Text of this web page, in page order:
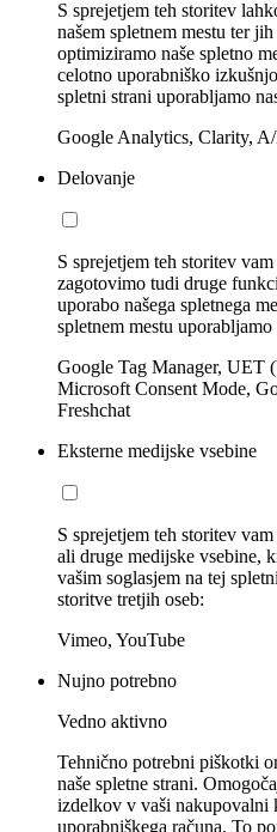
S sprejetjem teh storitev
našem spletnem mestu ter
optimiziramo naše spletno
celotno uporabniško
spletni strani uporabljamo
Google Analytics, Clarity,
Delovanje
S sprejetjem teh storitev
zagotovimo tudi druge
uporabo našega spletnega
spletnem mestu
Google Tag Manager, UET
Microsoft Consent Mode,
Freshchat
Eksterne medijske vsebine
S sprejetjem teh storitev
ali druge medijske vsebine,
vašim soglasjem na tej
storitve tretjih oseb:
Vimeo, YouTube
Nujno potrebno
Vedno aktivno
Tehnično potrebni piškotki
naše spletne strani.
izdelkov v vaši nakupovalni
uporabniškega računa. To